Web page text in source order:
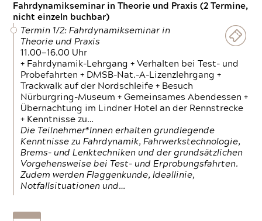
Fahrdynamikseminar in Theorie und Praxis (2 Termine,
nicht einzeln buchbar)
Termin 1/2: Fahrdynamikseminar in
Theorie und Praxis
11.00—16.00 Uhr
+ Fahrdynamik-Lehrgang + Verhalten bei Test- und
Probefahrten + DMSB-Nat.-A-Lizenzlehrgang +
Trackwalk auf der Nordschleife + Besuch
Nürburgring-Museum + Gemeinsames Abendessen +
Übernachtung im Lindner Hotel an der Rennstrecke
+ Kenntnisse zu…
Die Teilnehmer*Innen erhalten grundlegende
Kenntnisse zu Fahrdynamik, Fahrwerkstechnologie,
Brems- und Lenktechniken und der grundsätzlichen
Vorgehensweise bei Test- und Erprobungsfahrten.
Zudem werden Flaggenkunde, Ideallinie,
Notfallsituationen und…